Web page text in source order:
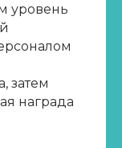
уровень
затем
награда